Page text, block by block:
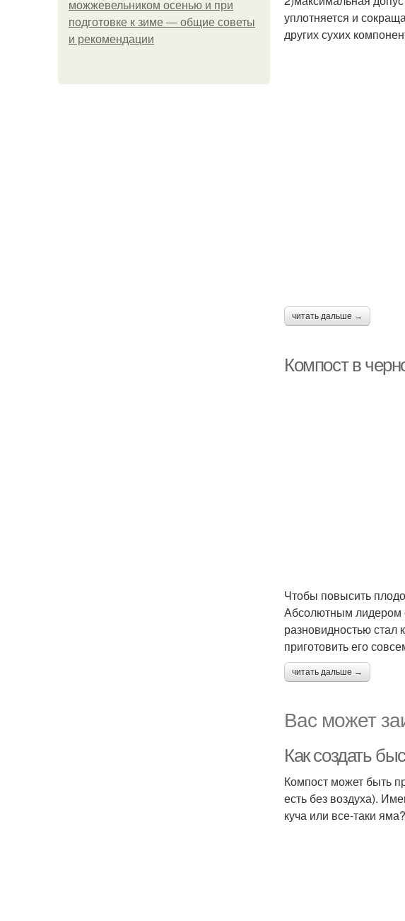
можжевельником осенью и при
подготовке к зиме — общие советы
и рекомендации
уплотняется и
других сухих
читать дальше →
Компост в
Чтобы повысить
Абсолютным лидером
разновидностью
приготовить его
читать дальше →
Вас может
Как создать
Компост может быть
есть без воздуха).
куча или все-таки яма?